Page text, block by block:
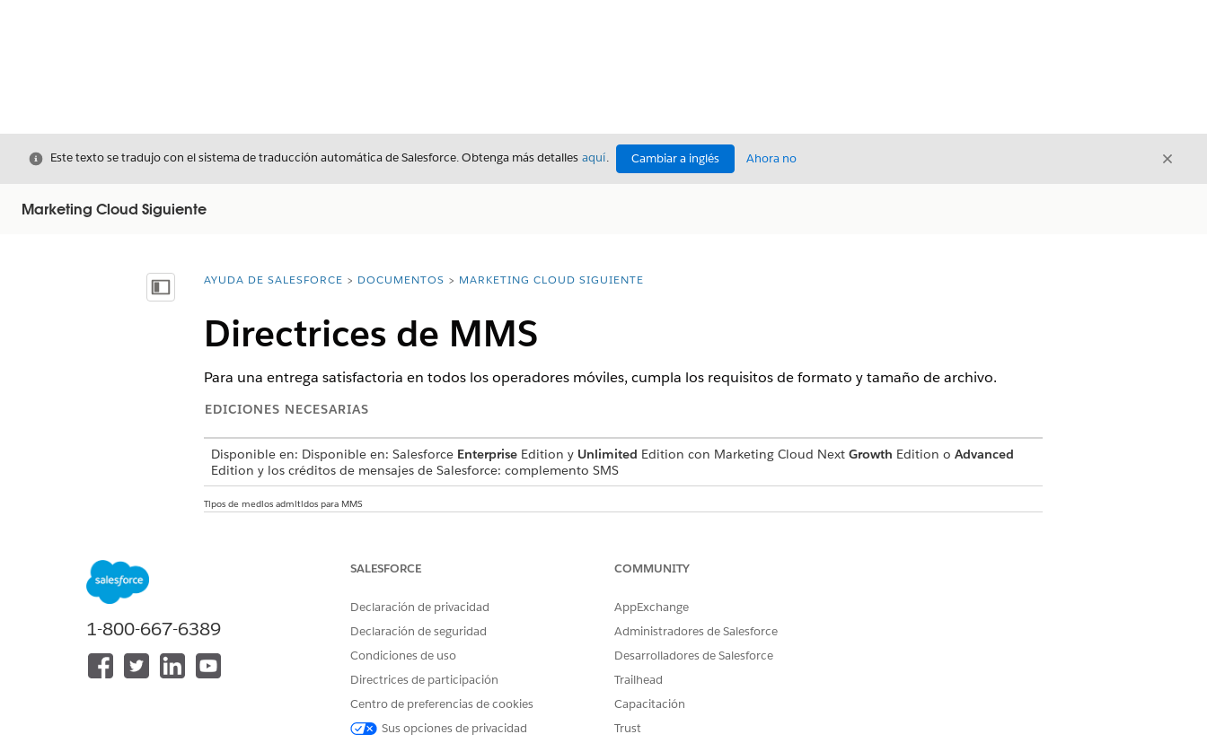
Cerrar
Este texto se tradujo con el sistema de traducción automática de Salesforce. Obtenga más detalles aquí. Cambiar a inglés Ahora no Cerrar
Marketing Cloud Siguiente
Mostrar índice de materias
Usted está aquí:
AYUDA DE SALESFORCE DOCUMENTOS MARKETING CLOUD SIGUIENTE
Directrices de MMS
Para una entrega satisfactoria en todos los operadores móviles, cumpla los requisitos de formato y tamaño de archivo.
EDICIONES NECESARIAS
Disponible en: Disponible en: Salesforce EnterpriseEdition y Unlimited Edition con Marketing Cloud Next Growth Edition o Advanced
Edition y los créditos de mensajes de Salesforce: complemento SMS
Tipos de medios admitidos para MMS
Audio
Documento
500 KB
¿RESOLVIÓ ESTE ARTÍCULO SU PROBLEMA?
1-800-667-6389
SALESFORCE
Declaración de privacidad
Declaración de seguridad
Condiciones de uso
Directrices de participación
Centro de preferencias de cookies
Sus opciones de privacidad
COMMUNITY
AppExchange
Administradores de Salesforce
Desarrolladores de Salesforce
Trailhead
Capacitación
Trust